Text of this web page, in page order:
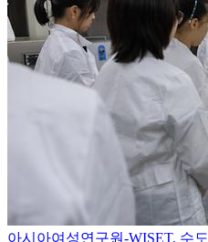
아시아여성연구원-WISET, 수